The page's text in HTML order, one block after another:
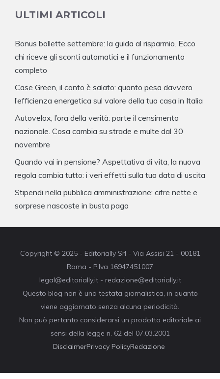
ULTIMI ARTICOLI
Bonus bollette settembre: la guida al risparmio. Ecco
chi riceve gli sconti automatici e il funzionamento
completo
Case Green, il conto è salato: quanto pesa davvero
l’efficienza energetica sul valore della tua casa in Italia
Autovelox, l’ora della verità: parte il censimento
nazionale. Cosa cambia su strade e multe dal 30
novembre
Quando vai in pensione? Aspettativa di vita, la nuova
regola cambia tutto: i veri effetti sulla tua data di uscita
Stipendi nella pubblica amministrazione: cifre nette e
sorprese nascoste in busta paga
Copyright © 2025 - Editorially Srl - Via Assisi 21 - 00181
Roma - P.Iva 16947451007
legal@editorially.it - redazione@editorially.it
Questo blog non è una testata giornalistica, in quanto
viene aggiornato senza alcuna periodicità.
Non può pertanto considerarsi un prodotto editoriale ai
sensi della legge n. 62 del 07.03.2001
DisclaimerPrivacy PolicyRedazione